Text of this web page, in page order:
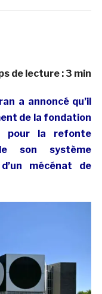
de lecture : 3 min
a annoncé qu’il
de la fondation
pour la refonte
son système
mécénat de